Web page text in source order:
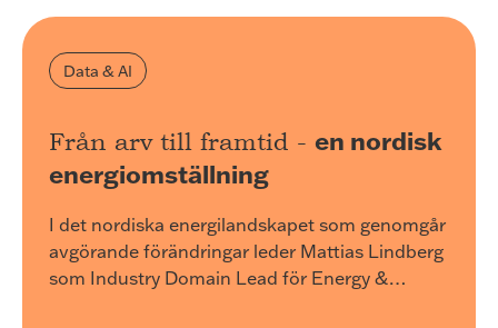
Data & AI
Från arv till framtid - en nordisk
energiomställning
I det nordiska energilandskapet som genomgår
avgörande förändringar leder Mattias Lindberg
som Industry Domain Lead för Energy &